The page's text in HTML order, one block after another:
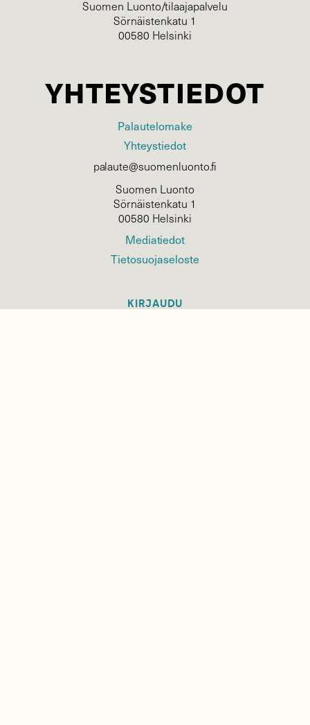
Suomen Luonto/tilaajapalvelu
Sörnäistenkatu 1
00580 Helsinki
YHTEYSTIEDOT
Palautelomake
Yhteystiedot
palaute@suomenluonto.fi
Suomen Luonto
Sörnäistenkatu 1
00580 Helsinki
Mediatiedot
Tietosuojaseloste
KIRJAUDU